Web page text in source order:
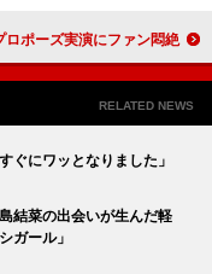
人「もう恋人やめよ…」 プロポーズ実演にファン悶絶！？
RELATED NEWS
にワッとなりました」
結菜の出会いが生んだ軽
ガール」